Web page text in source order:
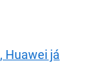
Huawei já